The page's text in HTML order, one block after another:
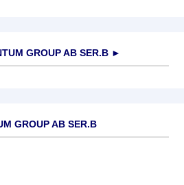
GROUP AB SER.B ►
GROUP AB SER.B